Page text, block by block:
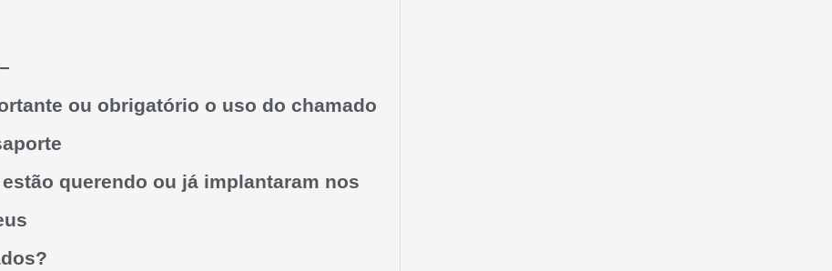
–
ou obrigatório o uso do chamado
querendo ou já implantaram nos